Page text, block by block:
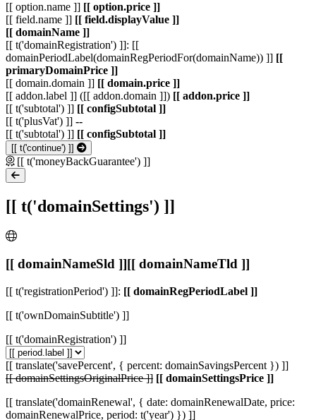
[[ option.name ]] [[ option.price ]]
[[ field.name ]] [[ field.displayValue ]]
[[ domainName ]]
[[ t('domainRegistration') ]]: [[
domainPeriodLabel(domainRegPeriodFor(domainName)) ]] [[
primaryDomainPrice ]]
[[ domain.domain ]] [[ domain.price ]]
[[ addon.label ]] ([[ addon.domain ]]) [[ addon.price ]]
[[ t('subtotal') ]] [[ configSubtotal ]]
[[ t('plusVat') ]] --
[[ t('subtotal') ]] [[ configSubtotal ]]
[[ t('continue') ]]
[[ t('moneyBackGuarantee') ]]
[[ t('domainSettings') ]]
[[ domainNameSld ]][[ domainNameTld ]]
[[ t('registrationPeriod') ]]: [[ domainRegPeriodLabel ]]
[[ t('ownDomainSubtitle') ]]
[[ t('domainRegistration') ]]
[[ translate('savePercent', { percent: domainSavingsPercent }) ]]
[[ domainSettingsOriginalPrice ]] [[ domainSettingsPrice ]]
[[ translate('domainRenewal', { date: domainRenewalDate, price:
domainRenewalPrice, period: t('year') }) ]]